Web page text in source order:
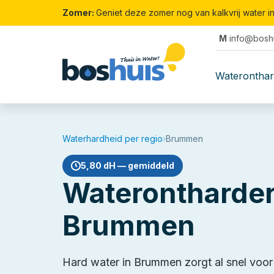
Zomer: Geniet deze zomer nog van kalkvrij water
M
Waterhardheid per regio›Brummen
5,80 dH — gemiddeld
Brummen
Hard water in Brummen zorgt al snel